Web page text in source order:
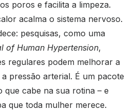
poros e facilita a limpeza.
acalma o sistema nervoso.
pesquisas, como uma
of Human Hypertension,
regulares podem melhorar a
pressão arterial. É um pacote
que cabe na sua rotina – e
que toda mulher merece.